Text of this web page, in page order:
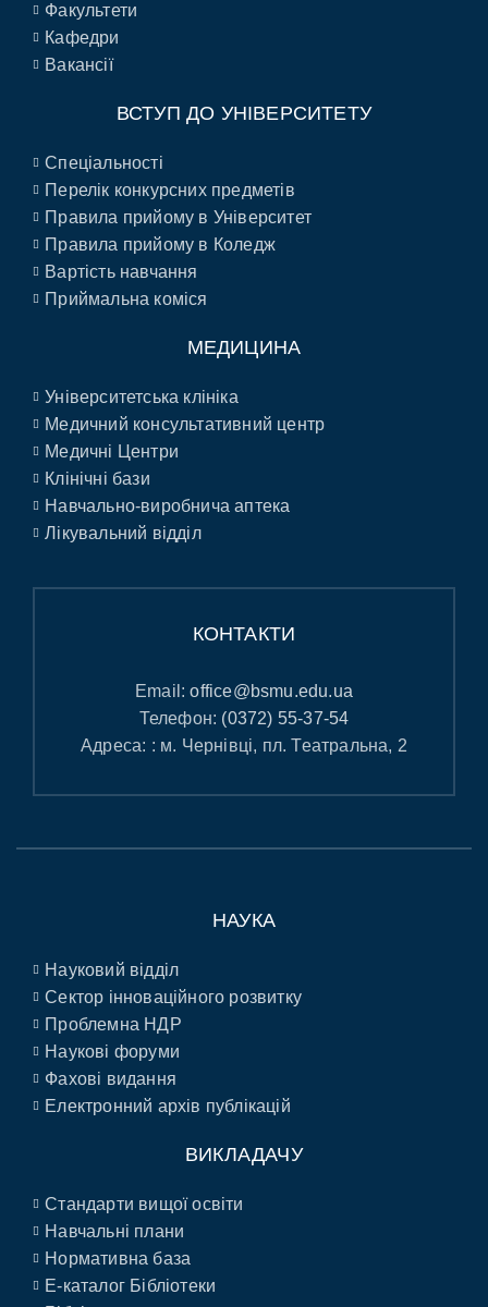
Факультети
Кафедри
Вакансії
ВСТУП ДО УНІВЕРСИТЕТУ
Спеціальності
Перелік конкурсних предметів
Правила прийому в Університет
Правила прийому в Коледж
Вартість навчання
Приймальна коміся
МЕДИЦИНА
Університетська клініка
Медичний консультативний центр
Медичні Центри
Клінічні бази
Навчально-виробнича аптека
Лікувальний відділ
КОНТАКТИ
Email:office@bsmu.edu.ua
Телефон: (0372) 55-37-54
Адреса: : м. Чернівці, пл. Театральна, 2
НАУКА
Науковий відділ
Сектор інноваційного розвитку
Проблемна НДР
Наукові форуми
Фахові видання
Електронний архів публікацій
ВИКЛАДАЧУ
Стандарти вищої освіти
Навчальні плани
Нормативна база
E-каталог Бібліотеки